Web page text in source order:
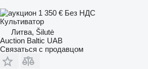
1 350 € Без НДС
Культиватор
Литва, Šilutė
Auction Baltic UAB
Связаться с продавцом